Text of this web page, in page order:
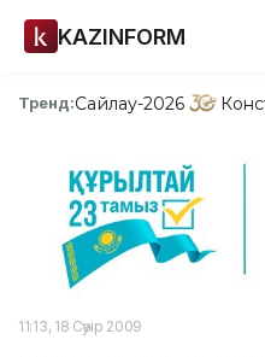
KAZINFORM
Тренд:Сайлау-2026
11:13, 18 Сәуір 2009